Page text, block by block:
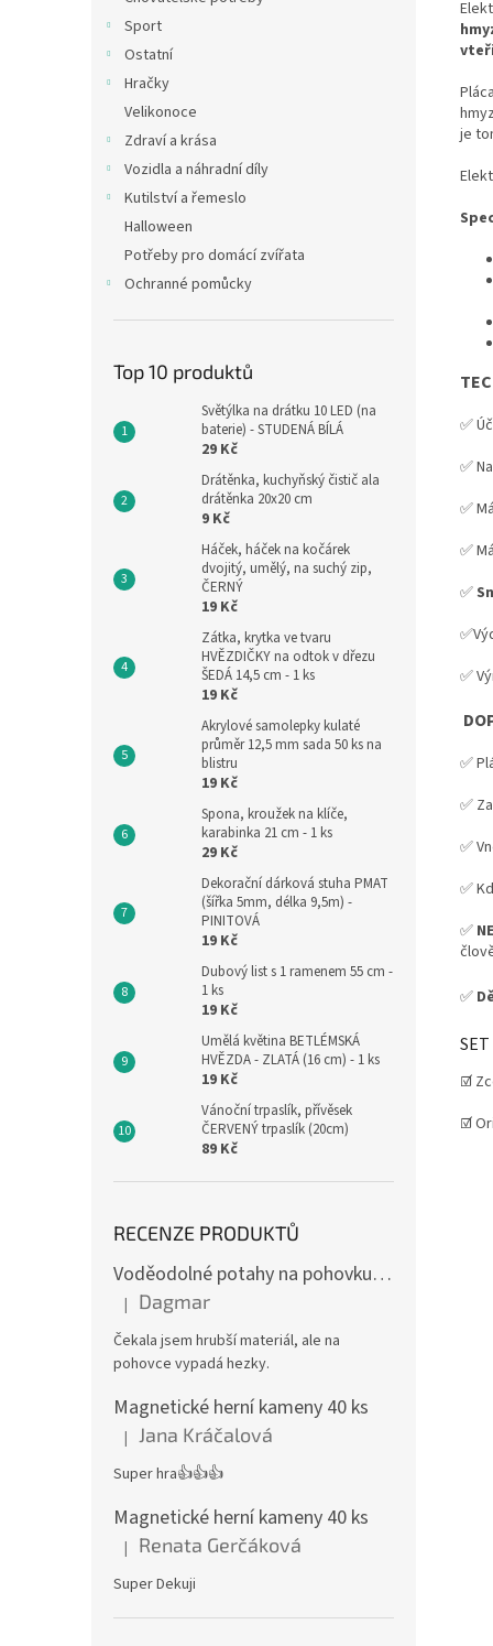
Sport
Ostatní
Hračky
Velikonoce
Zdraví a krása
Vozidla a náhradní díly
Kutilství a řemeslo
Halloween
Potřeby pro domácí zvířata
Ochranné pomůcky
Top 10 produktů
Světýlka na drátku 10 LED (na
baterie) - STUDENÁ BÍLÁ
29 Kč
Drátěnka, kuchyňský čistič ala
drátěnka 20x20 cm
9 Kč
Háček, háček na kočárek
dvojitý, umělý, na suchý zip,
ČERNÝ
19 Kč
Zátka, krytka ve tvaru
HVĚZDIČKY na odtok v dřezu
ŠEDÁ 14,5 cm - 1 ks
19 Kč
Akrylové samolepky kulaté
průměr 12,5 mm sada 50 ks na
blistru
19 Kč
Spona, kroužek na klíče,
karabinka 21 cm - 1 ks
29 Kč
Dekorační dárková stuha PMAT
(šířka 5mm, délka 9,5m) -
PINITOVÁ
19 Kč
Dubový list s 1 ramenem 55 cm -
1 ks
19 Kč
Umělá květina BETLÉMSKÁ
HVĚZDA - ZLATÁ (16 cm) - 1 ks
19 Kč
Vánoční trpaslík, přívěsek
ČERVENÝ trpaslík (20cm)
89 Kč
RECENZE PRODUKTŮ
Voděodolné potahy na pohovku se vzorem
Hodnocení produktu je 4 z 5 hvězdiček.
| Dagmar
Čekala jsem hrubší materiál, ale na
pohovce vypadá hezky.
Magnetické herní kameny 40 ks
Hodnocení produktu je 5 z 5 hvězdiček.
| Jana Kráčalová
Super hra👍👍👍
Magnetické herní kameny 40 ks
Hodnocení produktu je 5 z 5 hvězdiček.
| Renata Gerčáková
Super Dekuji
je
✅
✅
✅
✅
✅
✅
✅
✅
✅
✅
✅
✅
☑️
☑️